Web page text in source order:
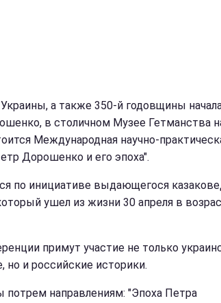
а также 350-й годовщины
в столичном Музее Гетманства
Международная научно-
Дорошенко и его эпоха".
по инициативе выдающегося
ушел из жизни 30 апреля в
примут участие не только
но и российские историки.
направлениям: "Эпоха Петра